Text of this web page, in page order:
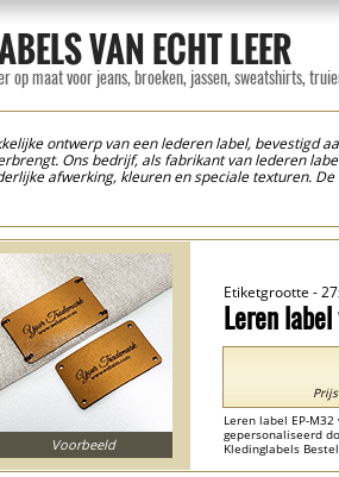
VAN ECHT LEER
op maat voor jeans, broeken, jassen, sweatshirts,
ontwerp van een lederen label, bevestigd
Ons bedrijf, als fabrikant van lederen
afwerking, kleuren en speciale texturen.
Voorbeelden van het gebruik van lederen
label van natuurlijk leer ontwerpen in
met een tekst of logo en uw
In het label productieproces gebruiken
warm of koud reliëf. Aan het einde van de
te brengen en te genieten van het eindresultaat,
Leren
Etiketgrootte -
Leren label EP-
gepersonaliseerd
Kledinglabels
Voorbeeld